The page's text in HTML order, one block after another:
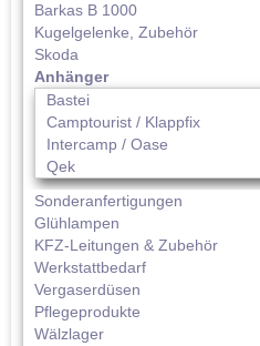
Barkas B 1000
Kugelgelenke, Zubehör
Skoda
Anhänger
Bastei
Camptourist / Klappfix
Intercamp / Oase
Qek
Sonderanfertigungen
Glühlampen
KFZ-Leitungen & Zubehör
Werkstattbedarf
Vergaserdüsen
Pflegeprodukte
Wälzlager